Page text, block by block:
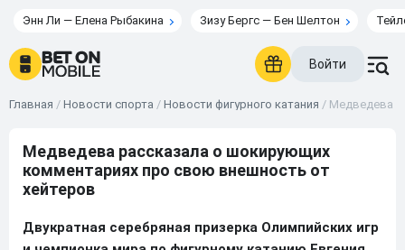
Энн Ли — Елена Рыбакина Зизу Бергс — Бен Шелтон
Войти
Главная / Новости спорта / Новости фигурного катания / Медведева
Медведева рассказала о шокирующих
комментариях про свою внешность от
хейтеров
Двукратная серебряная призерка Олимпийских игр